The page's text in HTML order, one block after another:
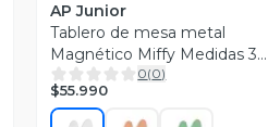
AP Junior
Tablero de mesa metal
Magnético Miffy Medidas 35
x 23,5 x 15 cm
0(0)
$55.990